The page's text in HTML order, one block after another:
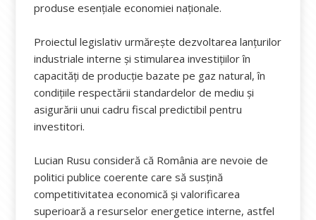
produse esențiale economiei naționale.
Proiectul legislativ urmărește dezvoltarea lanțurilor
industriale interne și stimularea investițiilor în
capacități de producție bazate pe gaz natural, în
condițiile respectării standardelor de mediu și
asigurării unui cadru fiscal predictibil pentru
investitori.
Lucian Rusu consideră că România are nevoie de
politici publice coerente care să susțină
competitivitatea economică și valorificarea
superioară a resurselor energetice interne, astfel